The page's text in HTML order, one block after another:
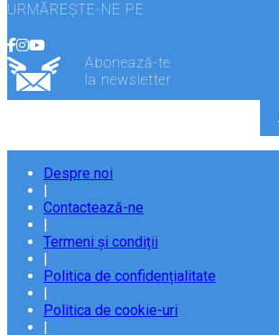
URMĂREȘTE-NE PE
Abonează-te
la newsletter
Despre noi
Contactează-ne
Termeni și condiții
Politica de confidențialitate
Politica de cookie-uri